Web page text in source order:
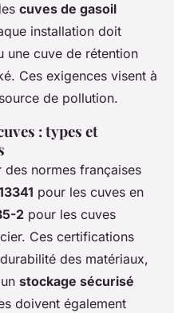
cuves de gasoil
installation doit
une cuve de rétention
Ces exigences visent à
de pollution.
: types et
normes françaises
pour les cuves en
2 pour les cuves
Ces certifications
des matériaux,
stockage sécurisé
doivent également